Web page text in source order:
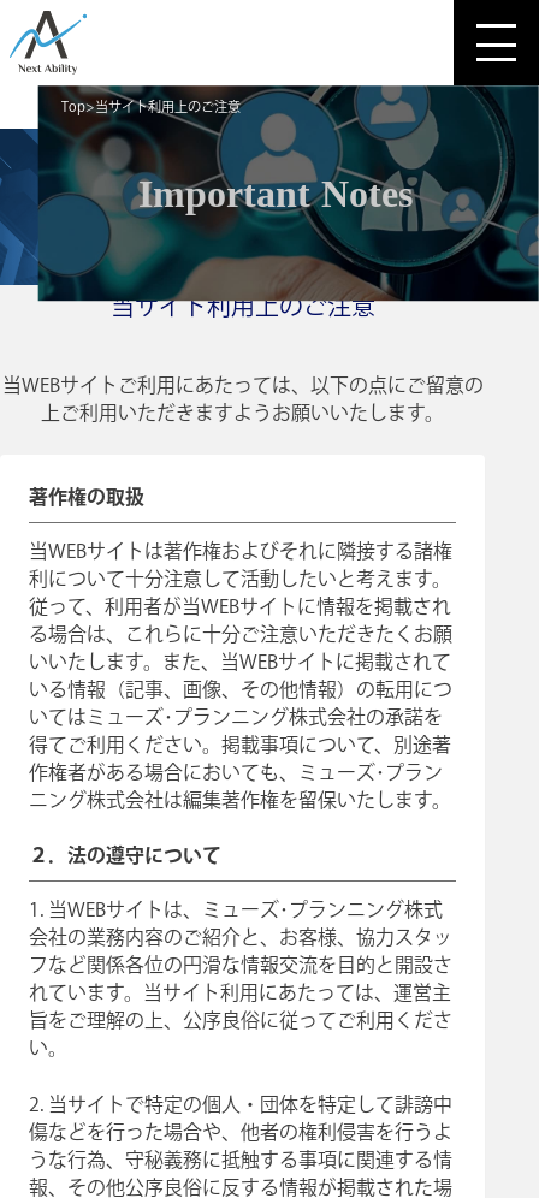
Top 当サイト利用上のご注意
Important Notes
当サイト利用上のご注意
IMPORTANT NOTE
当WEBサイトご利用にあたっては、以下の点にご留意の
上ご利用いただきますようお願いいたします。
著作権の取扱
当WEBサイトは著作権およびそれに隣接する諸権
利について十分注意して活動したいと考えます。
従って、利用者が当WEBサイトに情報を掲載され
る場合は、これらに十分ご注意いただきたくお願
いいたします。また、当WEBサイトに掲載されて
いる情報（記事、画像、その他情報）の転用につ
いてはミューズ･プランニング株式会社の承諾を
得てご利用ください。掲載事項について、別途著
作権者がある場合においても、ミューズ･プラン
ニング株式会社は編集著作権を留保いたします。
２．法の遵守について
1. 当WEBサイトは、ミューズ･プランニング株式
会社の業務内容のご紹介と、お客様、協力スタッ
フなど関係各位の円滑な情報交流を目的と開設さ
れています。当サイト利用にあたっては、運営主
旨をご理解の上、公序良俗に従ってご利用くださ
い。
2. 当サイトで特定の個人・団体を特定して誹謗中
傷などを行った場合や、他者の権利侵害を行うよ
うな行為、守秘義務に抵触する事項に関連する情
報、その他公序良俗に反する情報が掲載された場